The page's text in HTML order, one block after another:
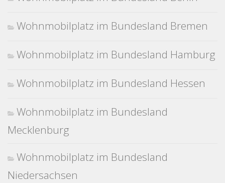
Wohnmobilplatz im Bundesland Bremen
Wohnmobilplatz im Bundesland Hamburg
Wohnmobilplatz im Bundesland Hessen
Wohnmobilplatz im Bundesland
Mecklenburg
Wohnmobilplatz im Bundesland
Niedersachsen